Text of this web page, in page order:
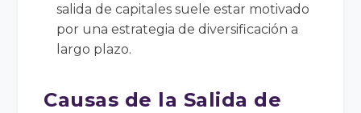
salida de capitales suele estar motivado
por una estrategia de diversificación a
largo plazo.
Causas de la Salida de